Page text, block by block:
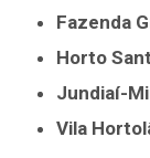
Fazenda
Horto
Jundiaí-
Vila